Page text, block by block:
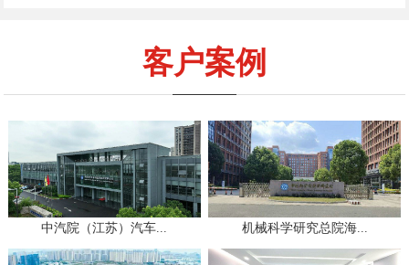
客户案例
中汽院（江苏）汽车... 机械科学研究总院海...